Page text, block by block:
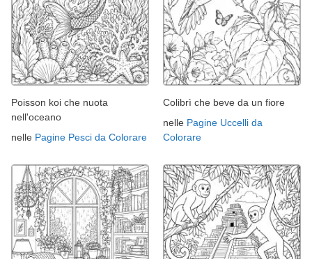
Poisson koi che nuota
nell'oceano
nelle Pagine Pesci da Colorare
Colibrì che beve da un fiore
nelle Pagine Uccelli da
Colorare